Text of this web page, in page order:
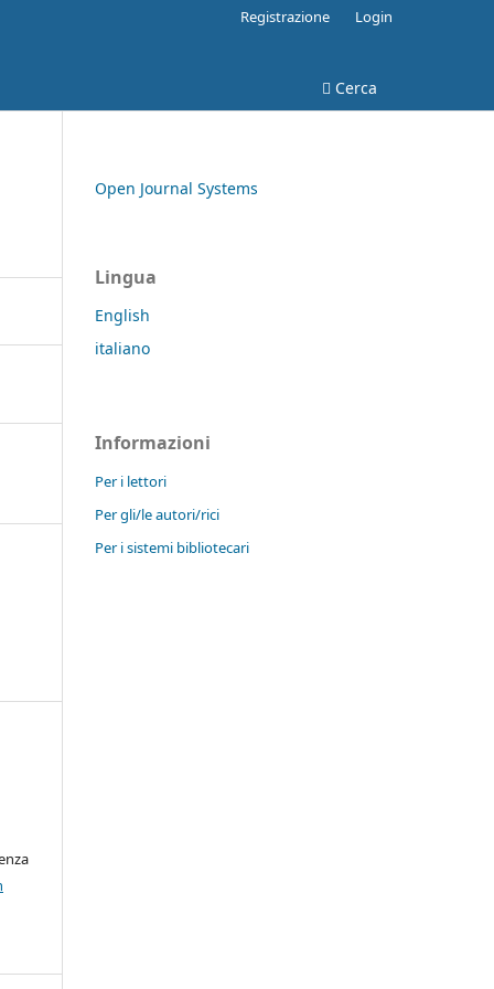
Cerca
Registrazione Login
Open Journal Systems
Lingua
English
italiano
Informazioni
Per i lettori
Per gli/le autori/rici
Per i sistemi bibliotecari